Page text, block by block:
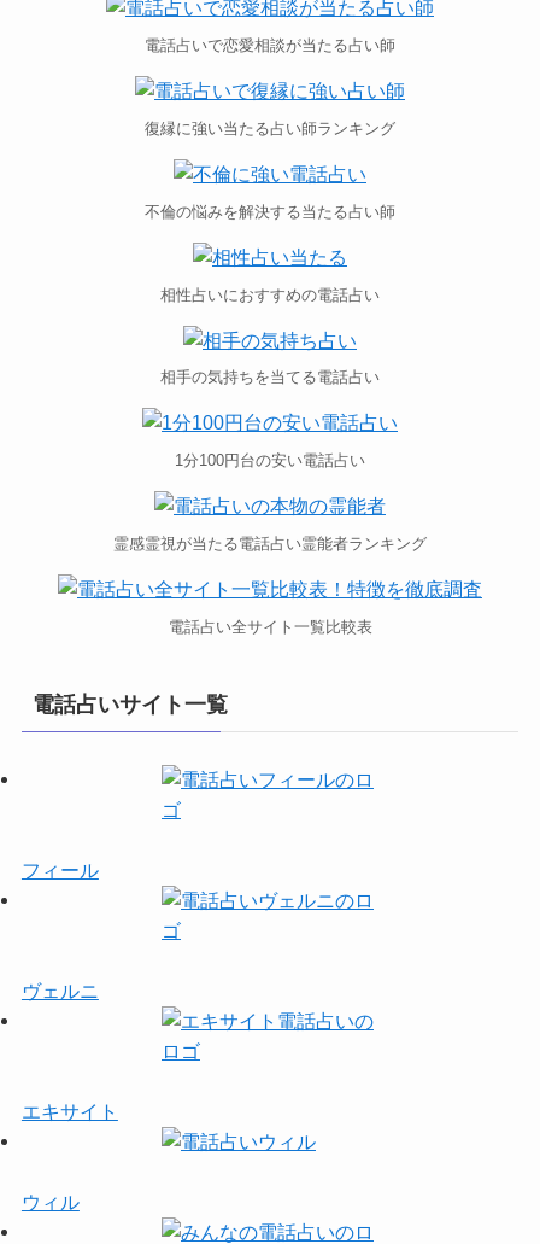
電話占いで恋愛相談が当たる占い師
復縁に強い当たる占い師ランキング
不倫の悩みを解決する当たる占い師
相性占いにおすすめの電話占い
相手の気持ちを当てる電話占い
1分100円台の安い電話占い
霊感霊視が当たる電話占い霊能者ランキング
電話占い全サイト一覧比較表
電話占いサイト一覧
フィール
ヴェルニ
エキサイト
ウィル